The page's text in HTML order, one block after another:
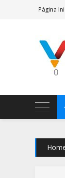
Página
AeroMag